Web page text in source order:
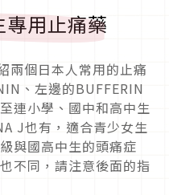
用止痛藥
兩個日本人常用的止痛
、左邊的BUFFERIN
連小學、國中和高中生
J也有，適合青少女生
與國高中生的頭痛症
不同，請注意後面的指